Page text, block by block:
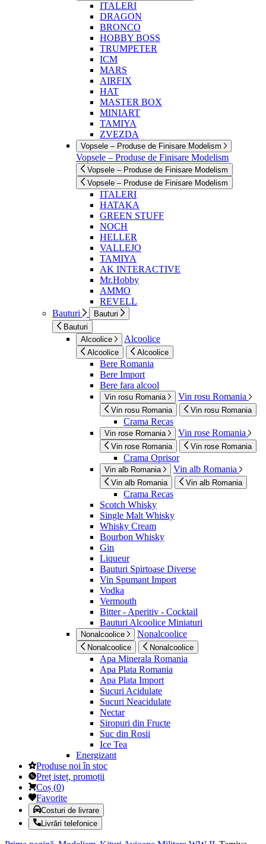
ITALERI
DRAGON
BRONCO
HOBBY BOSS
TRUMPETER
ICM
MARS
AIRFIX
HAT
MASTER BOX
MINIART
TAMIYA
ZVEZDA
Vopsele – Produse de Finisare Modelism
Vopsele – Produse de Finisare Modelism
Vopsele – Produse de Finisare Modelism
Vopsele – Produse de Finisare Modelism
ITALERI
HATAKA
GREEN STUFF
NOCH
HELLER
VALLEJO
TAMIYA
AK INTERACTIVE
Mr.Hobby
AMMO
REVELL
Bauturi
Bauturi
Bauturi
Alcoolice
Alcoolice
Alcoolice Alcoolice
Bere Romania
Bere Import
Bere fara alcool
Vin rosu Romania Vin rosu Romania
Vin rosu Romania Vin rosu Romania
Crama Recas
Vin rose Romania Vin rose Romania
Vin rose Romania Vin rose Romania
Crama Oprisor
Vin alb Romania Vin alb Romania
Vin alb Romania Vin alb Romania
Crama Recas
Scotch Whisky
Single Malt Whisky
Whisky Cream
Bourbon Whisky
Gin
Liqueur
Bauturi Spirtoase Diverse
Vin Spumant Import
Vodka
Vermouth
Bitter - Aperitiv - Cocktail
Bauturi Alcoolice Miniaturi
Nonalcoolice Nonalcoolice
Nonalcoolice Nonalcoolice
Apa Minerala Romania
Apa Plata Romania
Apa Plata Import
Sucuri Acidulate
Sucuri Neacidulate
Nectar
Siropuri din Fructe
Suc din Rosii
Ice Tea
Energizant
Produse noi în stoc
Preț isteț, promoții
Coș (0)
Favorite
Costuri de livrare
Livrări telefonice